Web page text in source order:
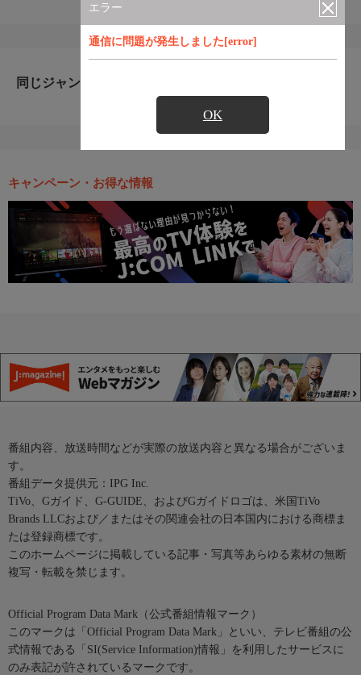
エラー
通信に問題が発生しました[error]
OK
同じジャンルのおすすめ番組
キャンペーン・お得な情報
番組内容、放送時間などが実際の放送内容と異なる場合がございま
す。
番組データ提供元：IPG Inc.
TiVo、Gガイド、G-GUIDE、およびGガイドロゴは、米国TiVo
Brands LLCおよび／またはその関連会社の日本国内における商標ま
たは登録商標です。
このホームページに掲載している記事・写真等あらゆる素材の無断
複写・転載を禁じます。
Official Program Data Mark（公式番組情報マーク）
このマークは「Official Program Data Mark」といい、テレビ番組の公
式情報である「SI(Service Information)情報」を利用したサービスに
のみ表記が許されているマークです。